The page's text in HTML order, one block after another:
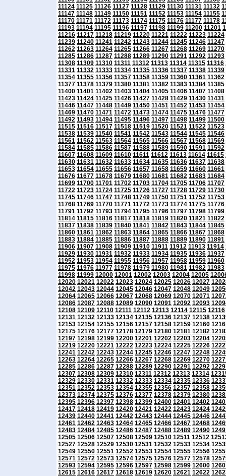
11124 11125 11126 11127 11128 11129 11130 11131 11132
11147 11148 11149 11150 11151 11152 11153 11154 11155
11170 11171 11172 11173 11174 11175 11176 11177 11178
11193 11194 11195 11196 11197 11198 11199 11200 11201
11216 11217 11218 11219 11220 11221 11222 11223 11224
11239 11240 11241 11242 11243 11244 11245 11246 11247
11262 11263 11264 11265 11266 11267 11268 11269 11270
11285 11286 11287 11288 11289 11290 11291 11292 11293
11308 11309 11310 11311 11312 11313 11314 11315 11316
11331 11332 11333 11334 11335 11336 11337 11338 11339
11354 11355 11356 11357 11358 11359 11360 11361 11362
11377 11378 11379 11380 11381 11382 11383 11384 11385
11400 11401 11402 11403 11404 11405 11406 11407 11408
11423 11424 11425 11426 11427 11428 11429 11430 11431
11446 11447 11448 11449 11450 11451 11452 11453 11454
11469 11470 11471 11472 11473 11474 11475 11476 11477
11492 11493 11494 11495 11496 11497 11498 11499 11500
11515 11516 11517 11518 11519 11520 11521 11522 11523
11538 11539 11540 11541 11542 11543 11544 11545 11546
11561 11562 11563 11564 11565 11566 11567 11568 11569
11584 11585 11586 11587 11588 11589 11590 11591 11592
11607 11608 11609 11610 11611 11612 11613 11614 11615
11630 11631 11632 11633 11634 11635 11636 11637 11638
11653 11654 11655 11656 11657 11658 11659 11660 11661
11676 11677 11678 11679 11680 11681 11682 11683 11684
11699 11700 11701 11702 11703 11704 11705 11706 11707
11722 11723 11724 11725 11726 11727 11728 11729 11730
11745 11746 11747 11748 11749 11750 11751 11752 11753
11768 11769 11770 11771 11772 11773 11774 11775 11776
11791 11792 11793 11794 11795 11796 11797 11798 11799
11814 11815 11816 11817 11818 11819 11820 11821 11822
11837 11838 11839 11840 11841 11842 11843 11844 11845
11860 11861 11862 11863 11864 11865 11866 11867 11868
11883 11884 11885 11886 11887 11888 11889 11890 11891
11906 11907 11908 11909 11910 11911 11912 11913 11914
11929 11930 11931 11932 11933 11934 11935 11936 11937
11952 11953 11954 11955 11956 11957 11958 11959 11960
11975 11976 11977 11978 11979 11980 11981 11982 11983
11998 11999 12000 12001 12002 12003 12004 12005
12020 12021 12022 12023 12024 12025 12026 12027
12042 12043 12044 12045 12046 12047 12048 12049
12064 12065 12066 12067 12068 12069 12070 12071
12086 12087 12088 12089 12090 12091 12092 12093
12108 12109 12110 12111 12112 12113 12114 12115 12116
12131 12132 12133 12134 12135 12136 12137 12138
12153 12154 12155 12156 12157 12158 12159 12160
12175 12176 12177 12178 12179 12180 12181 12182
12197 12198 12199 12200 12201 12202 12203 12204
12219 12220 12221 12222 12223 12224 12225 12226
12241 12242 12243 12244 12245 12246 12247 12248
12263 12264 12265 12266 12267 12268 12269 12270
12285 12286 12287 12288 12289 12290 12291 12292
12307 12308 12309 12310 12311 12312 12313 12314
12329 12330 12331 12332 12333 12334 12335 12336
12351 12352 12353 12354 12355 12356 12357 12358
12373 12374 12375 12376 12377 12378 12379 12380
12395 12396 12397 12398 12399 12400 12401 12402
12417 12418 12419 12420 12421 12422 12423 12424
12439 12440 12441 12442 12443 12444 12445 12446
12461 12462 12463 12464 12465 12466 12467 12468
12483 12484 12485 12486 12487 12488 12489 12490
12505 12506 12507 12508 12509 12510 12511 12512
12527 12528 12529 12530 12531 12532 12533 12534
12549 12550 12551 12552 12553 12554 12555 12556
12571 12572 12573 12574 12575 12576 12577 12578
12593 12594 12595 12596 12597 12598 12599 12600
12615 12616 12617 12618 12619 12620 12621 12622